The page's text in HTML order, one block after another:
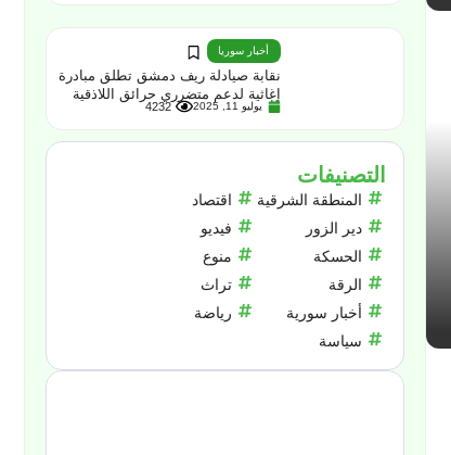
أخبار سوريا
نقابة صيادلة ريف دمشق تطلق مبادرة
إغاثية لدعم متضرري حرائق اللاذقية
يوليو 11, 2025 4232
التصنيفات
المنطقة الشرقية
دير الزور
الحسكة
الرقة
أخبار سورية
سياسة
اقتصاد
فيديو
منوع
تراث
رياضة